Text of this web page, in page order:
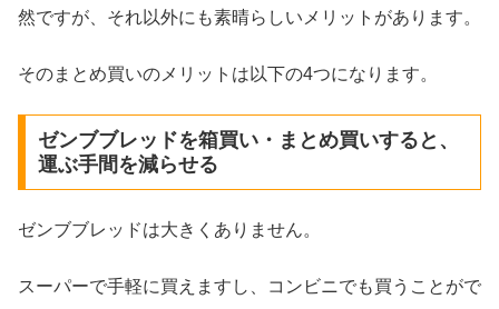
然ですが、それ以外にも素晴らしいメリットがあります。
そのまとめ買いのメリットは以下の4つになります。
ゼンブブレッドを箱買い・まとめ買いすると、
運ぶ手間を減らせる
ゼンブブレッドは大きくありません。
スーパーで手軽に買えますし、コンビニでも買うことがで